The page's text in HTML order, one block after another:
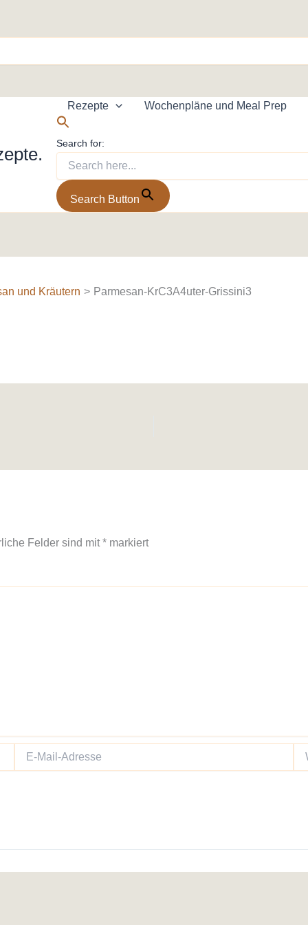
Rezepte Wochenpläne und Meal Prep
Search for:
Search Button
und Kräutern Parmesan-KrC3A4uter-Grissini3
Felder sind mit* markiert
Mail-